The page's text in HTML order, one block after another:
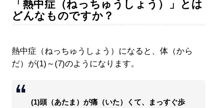
「熱中症（ねっちゅうしょう）」とは
どんなものですか？
熱中症（ねっちゅうしょう）になると、体（から
だ）が(1)～(7)のようになります。
(1)頭（あたま）が痛（いた）くて、まっすぐ歩